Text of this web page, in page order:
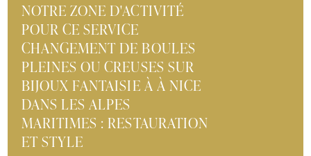
NOTRE ZONE D'ACTIVITÉ
POUR CE SERVICE
CHANGEMENT DE BOULES
PLEINES OU CREUSES SUR
BIJOUX FANTAISIE À À NICE
DANS LES ALPES
MARITIMES : RESTAURATION
ET STYLE